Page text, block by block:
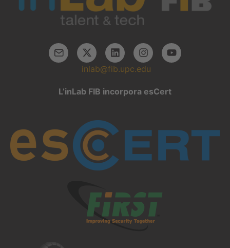
inlab@fib.upc.edu
L’inLab FIB incorpora esCert